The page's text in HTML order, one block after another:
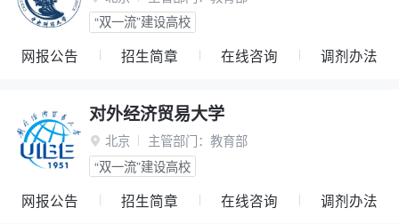
“双一流”建设高校
网报公告 招生简章 在线咨询 调剂办法
对外经济贸易大学
 北京 主管部门： 教育部
“双一流”建设高校
网报公告 招生简章 在线咨询 调剂办法